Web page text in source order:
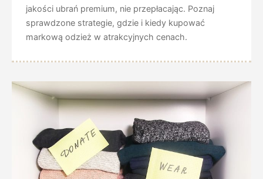
jakości ubrań premium, nie przepłacając. Poznaj
sprawdzone strategie, gdzie i kiedy kupować
markową odzież w atrakcyjnych cenach.